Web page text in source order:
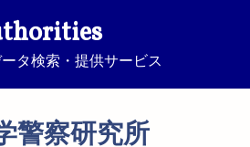
タ検索・提供サービス
警察研究所